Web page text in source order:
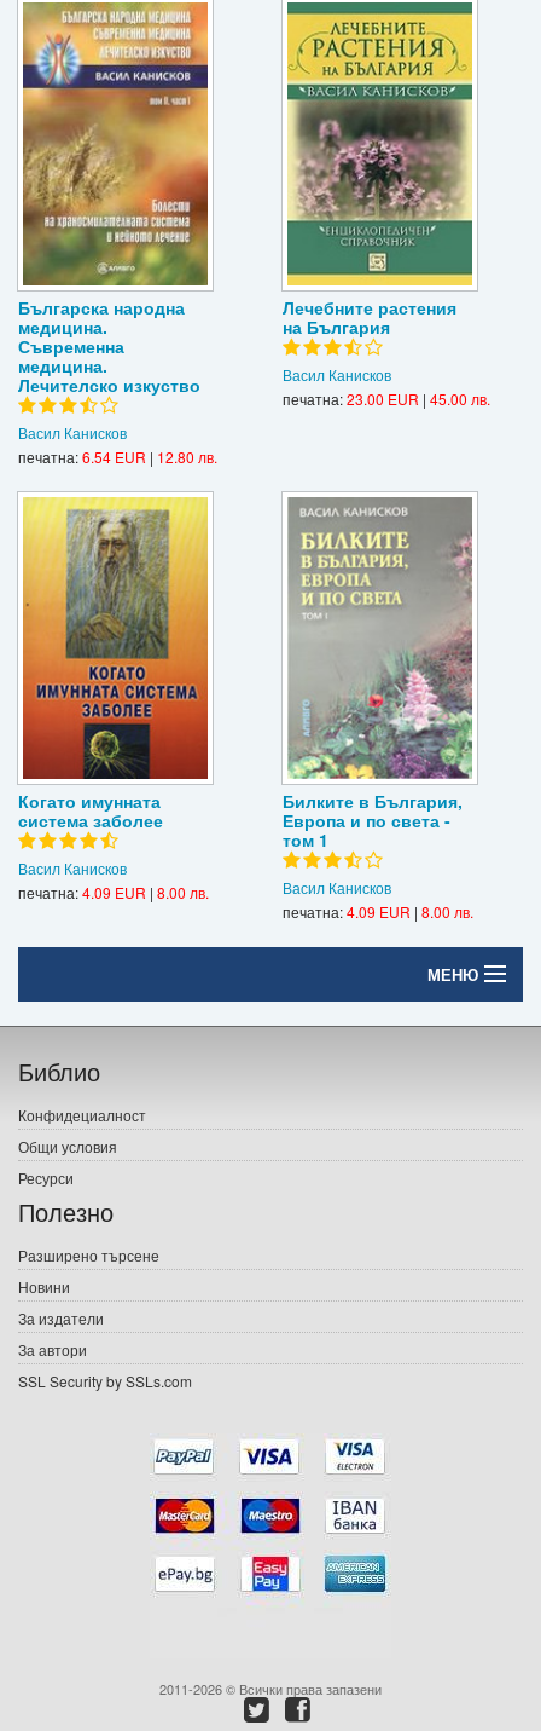
Българска народна
медицина.
Съвременна
медицина.
Лечителско изкуство
Васил Канисков
печатна:6.54 EUR | 12.80 лв.
Лечебните растения
на България
Васил Канисков
печатна:23.00 EUR | 45.00 лв.
Когато имунната
система заболее
Васил Канисков
печатна:4.09 EUR | 8.00 лв.
Билките в България,
Европа и по света -
том 1
Васил Канисков
печатна:4.09 EUR | 8.00 лв.
МЕНЮ
Начало
Печатни книги
Електронни книги
Е-списания
Подаръци
Ваучери
Библио
Конфидециалност
Общи условия
Ресурси
Полезно
Разширено търсене
Новини
За издатели
За автори
SSL Security by SSLs.com
2011-2026 © Всички права запазени